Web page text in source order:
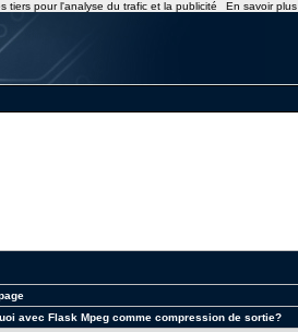
avec Flask Mpeg comme compression de sortie?
tiers pour l'analyse du trafic et la publicité En savoir plus